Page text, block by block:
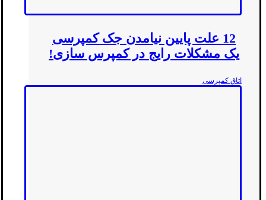
12 علت پایین نیامدن جک کمپرسی
یک مشکلات رایج در کمپرس سازی!
اتاق کمپرسی